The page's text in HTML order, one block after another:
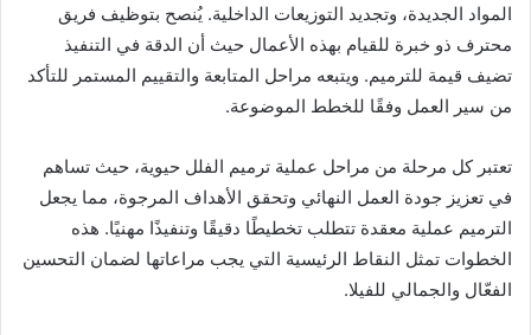
المواد الجديدة، وتجديد التوزيعات الداخلية. يُنصح بتوظيف فريق
محترف ذو خبرة للقيام بهذه الأعمال حيث أن الدقة في التنفيذ
تضيف قيمة للترميم. ويتبعه مراحل المتابعة والتقييم المستمر للتأكد
من سير العمل وفقًا للخطط الموضوعة.
تعتبر كل مرحلة من مراحل عملية ترميم الفلل حيوية، حيث تساهم
في تعزيز جودة العمل النهائي وتحقق الأهداف المرجوة، مما يجعل
الترميم عملية معقدة تتطلب تخطيطًا دقيقًا وتنفيذًا مهنيًا. هذه
الخطوات تمثل النقاط الرئيسية التي يجب مراعاتها لضمان التحسين
الفعّال والجمالي للفيلا.